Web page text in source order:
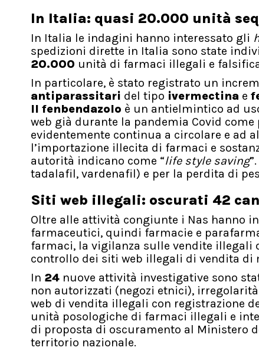
In Italia: quasi 20.000 unità
In Italia le indagini hanno interessato gli
spedizioni dirette in Italia sono state
20.000 unità di farmaci illegali e
In particolare, è stato registrato un
antiparassitari del tipo ivermectina e
Il fenbendazolo è un antielmintico ad
web già durante la pandemia Covid
evidentemente continua a circolare e ad
l’importazione illecita di farmaci e
autorità indicano come “life style saving
tadalafil, vardenafil) e per la perdita di
Siti web illegali: oscurati 42
Oltre alle attività congiunte i Nas hanno
farmaceutici, quindi farmacie e
farmaci, la vigilanza sulle vendite illegali
controllo dei siti web illegali di vendita
In 24 nuove attività investigative sono
non autorizzati (negozi etnici),
web di vendita illegali con registrazione
unità posologiche di farmaci illegali e
di proposta di oscuramento al Ministero
territorio nazionale.